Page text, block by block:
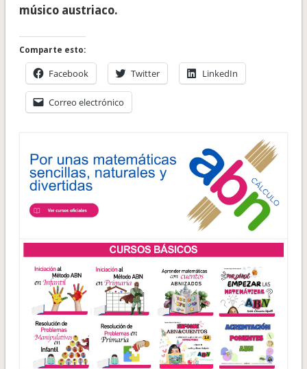
músico austriaco.
Comparte esto:
Facebook Twitter LinkedIn
Correo electrónico